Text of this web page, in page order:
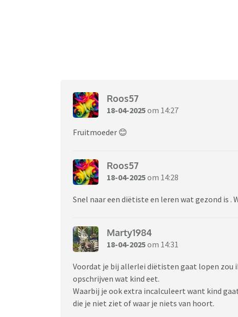
Roos57
18-04-2025om 14:27
Fruitmoeder 😊
Roos57
18-04-2025om 14:28
Snel naar een diëtiste en leren wat gezond is .
Marty1984
18-04-2025om 14:31
Voordat je bij allerlei diëtisten gaat lopen zou
opschrijven wat kind eet.
Waarbij je ook extra incalculeert want kind
die je niet ziet of waar je niets van hoort.